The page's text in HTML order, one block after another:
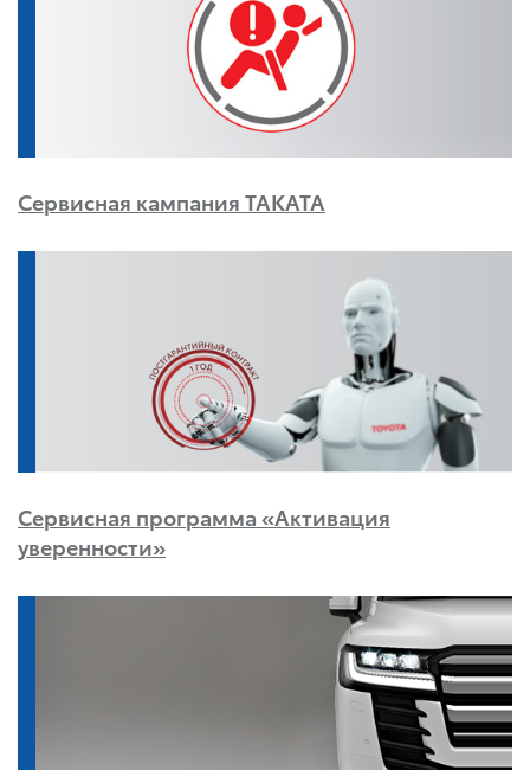
Сервисная кампания TAKATA
Сервисная программа «Активация
уверенности»